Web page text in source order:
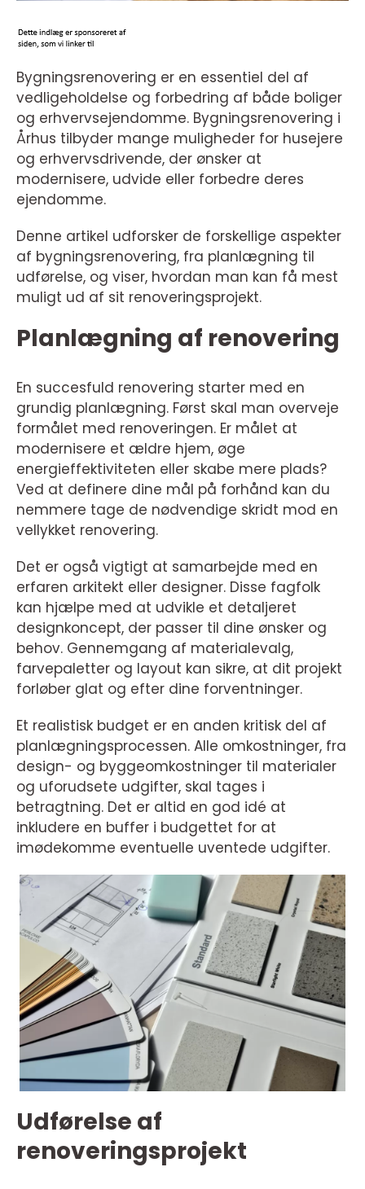
Bygningsrenovering er en essentiel del af
vedligeholdelse og forbedring af både boliger
og erhvervsejendomme. Bygningsrenovering i
Århus tilbyder mange muligheder for husejere
og erhvervsdrivende, der ønsker at
modernisere, udvide eller forbedre deres
ejendomme.
Denne artikel udforsker de forskellige aspekter
af bygningsrenovering, fra planlægning til
udførelse, og viser, hvordan man kan få mest
muligt ud af sit renoveringsprojekt.
Planlægning af renovering
En succesfuld renovering starter med en
grundig planlægning. Først skal man overveje
formålet med renoveringen. Er målet at
modernisere et ældre hjem, øge
energieffektiviteten eller skabe mere plads?
Ved at definere dine mål på forhånd kan du
nemmere tage de nødvendige skridt mod en
vellykket renovering.
Det er også vigtigt at samarbejde med en
erfaren arkitekt eller designer. Disse fagfolk
kan hjælpe med at udvikle et detaljeret
designkoncept, der passer til dine ønsker og
behov. Gennemgang af materialevalg,
farvepaletter og layout kan sikre, at dit projekt
forløber glat og efter dine forventninger.
Et realistisk budget er en anden kritisk del af
planlægningsprocessen. Alle omkostninger, fra
design- og byggeomkostninger til materialer
og uforudsete udgifter, skal tages i
betragtning. Det er altid en god idé at
inkludere en buffer i budgettet for at
imødekomme eventuelle uventede udgifter.
Udførelse af
renoveringsprojekt